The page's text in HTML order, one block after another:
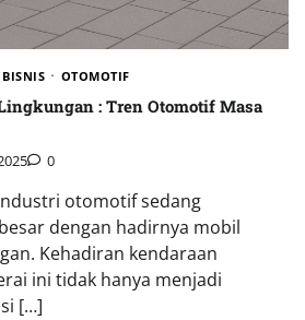
OTOMOTIF
: Tren Otomotif Masa
0
otomotif sedang
dengan hadirnya mobil
Kehadiran kendaraan
ini tidak hanya menjadi
[…]